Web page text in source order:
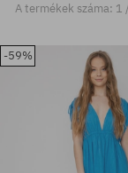
A termékek száma: 1
-59%